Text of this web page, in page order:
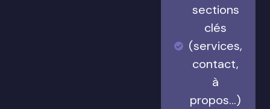
sections
clés
(services,
contact,
à
propos…)